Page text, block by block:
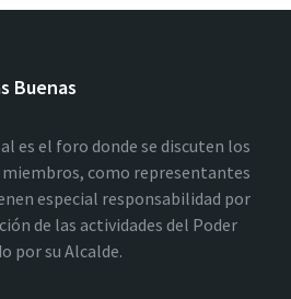
Buenas
es el foro donde se discuten los
miembros, como representantes
especial responsabilidad por
de las actividades del Poder
por su Alcalde.